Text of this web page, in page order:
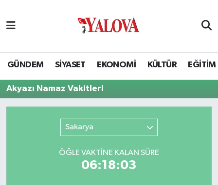
GÜNDEM SİYASET EKONOMİ KÜLTÜR EĞİTİM
Akyazı Namaz Vakitleri
Sakarya
ÖĞLE VAKTİNE KALAN SÜRE
06:18:03
SİYASET
EKONOMİ
BİLİM VE TEKNOLOJİ
Yalova Nöbetçi Eczaneler
Yalova Hava Durumu
Yalova Namaz Vakitleri
Puan Durumu ve Fikstür
Tüm Manşetler